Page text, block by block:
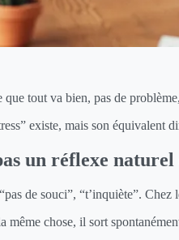
tout va bien, pas de
existe, mais son équivalent
un réflexe
de souci”, “t’inquiète”. Chez
chose, il sort